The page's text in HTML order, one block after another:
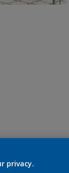
privacy.